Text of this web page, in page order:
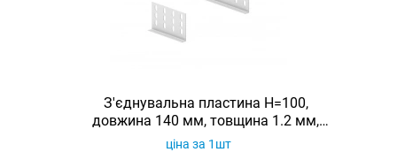
З'єднувальна пластина H=100,
довжина 140 мм, товщина 1.2 мм,
оцинкована, Ardic
ціна за 1шт